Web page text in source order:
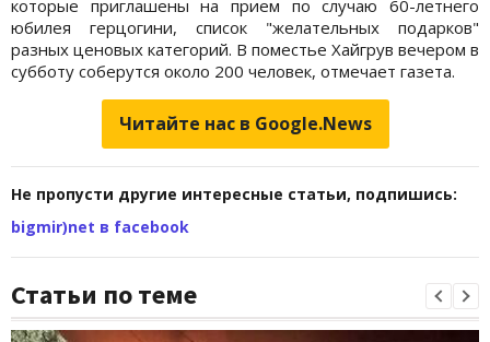
которые приглашены на прием по случаю 60-летнего
юбилея герцогини, список "желательных подарков"
разных ценовых категорий. В поместье Хайгрув вечером в
субботу соберутся около 200 человек, отмечает газета.
Читайте нас в Google.News
Не пропусти другие интересные статьи, подпишись:
bigmir)net в facebook
Статьи по теме